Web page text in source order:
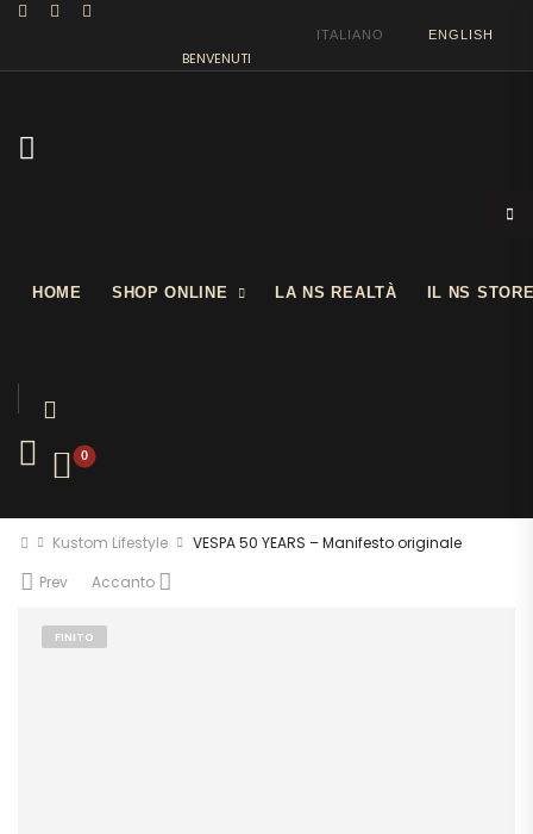
BENVENUTI NEL NOSTRO SHOW STORE
ITALIANO ENGLISH
HOME SHOP ONLINE LA NS REALTÀ IL NS
0
Kustom Lifestyle
VESPA 50 YEARS – Manifesto originale
Prev
Accanto
FINITO